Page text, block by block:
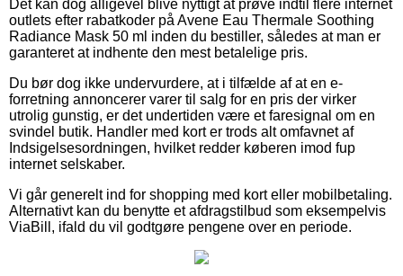
Det kan dog alligevel blive nyttigt at prøve indtil flere internet
outlets efter rabatkoder på Avene Eau Thermale Soothing
Radiance Mask 50 ml inden du bestiller, således at man er
garanteret at indhente den mest betalelige pris.
Du bør dog ikke undervurdere, at i tilfælde af at en e-
forretning annoncerer varer til salg for en pris der virker
utrolig gunstig, er det undertiden være et faresignal om en
svindel butik. Handler med kort er trods alt omfavnet af
Indsigelsesordningen, hvilket redder køberen imod fup
internet selskaber.
Vi går generelt ind for shopping med kort eller mobilbetaling.
Alternativt kan du benytte et afdragstilbud som eksempelvis
ViaBill, ifald du vil godtgøre pengene over en periode.